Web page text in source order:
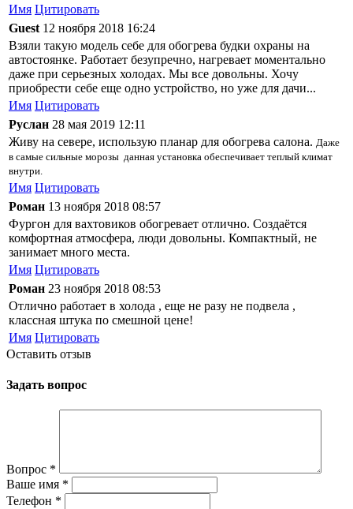
Имя Цитировать
Guest 12 ноября 2018 16:24
Взяли такую модель себе для обогрева будки охраны на
автостоянке. Работает безупречно, нагревает моментально
даже при серьезных холодах. Мы все довольны. Хочу
приобрести себе еще одно устройство, но уже для дачи...
Имя Цитировать
Руслан 28 мая 2019 12:11
Живу на севере, использую планар для обогрева салона. Даже
в самые сильные морозы данная установка обеспечивает теплый климат
внутри.
Имя Цитировать
Роман 13 ноября 2018 08:57
Фургон для вахтовиков обогревает отлично. Создаётся
комфортная атмосфера, люди довольны. Компактный, не
занимает много места.
Имя Цитировать
Роман 23 ноября 2018 08:53
Отлично работает в холода , еще не разу не подвела ,
классная штука по смешной цене!
Имя Цитировать
Оставить отзыв
Задать вопрос
Вопрос *
Ваше имя *
Телефон *